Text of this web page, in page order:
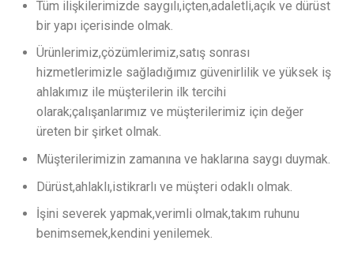
Tüm ilişkilerimizde saygılı,içten,adaletli,açık ve dürüst
bir yapı içerisinde olmak.
Ürünlerimiz,çözümlerimiz,satış sonrası
hizmetlerimizle sağladığımız güvenirlilik ve yüksek iş
ahlakımız ile müşterilerin ilk tercihi
olarak;çalışanlarımız ve müşterilerimiz için değer
üreten bir şirket olmak.
Müşterilerimizin zamanına ve haklarına saygı duymak.
Dürüst,ahlaklı,istikrarlı ve müşteri odaklı olmak.
İşini severek yapmak,verimli olmak,takım ruhunu
benimsemek,kendini yenilemek.